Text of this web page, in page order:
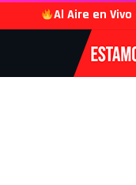
Al Aire en